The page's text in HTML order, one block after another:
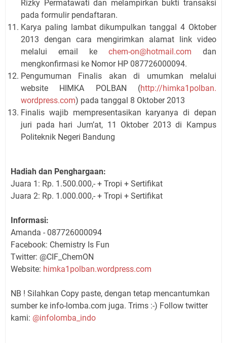
Rizky Permatawati dan melampirkan bukti transaksi
pada formulir pendaftaran.
Karya paling lambat dikumpulkan tanggal 4 Oktober
2013 dengan cara mengirimkan alamat link video
melalui email ke chem-on@hotmail.com dan
mengkonfirmasi ke Nomor HP 087726000094.
Pengumuman Finalis akan di umumkan melalui
website HIMKA POLBAN (http://himka1polban.
wordpress.com) pada tanggal 8 Oktober 2013
Finalis wajib mempresentasikan karyanya di depan
juri pada hari Jum’at, 11 Oktober 2013 di Kampus
Politeknik Negeri Bandung
Hadiah dan Penghargaan:
Juara 1: Rp. 1.500.000,- + Tropi + Sertifikat
Juara 2: Rp. 1.000.000,- + Tropi + Sertifikat
Informasi:
Amanda - 087726000094
Facebook: Chemistry Is Fun
Twitter: @CIF_ChemON
Website: himka1polban.wordpress.com
NB ! Silahkan Copy paste, dengan tetap mencantumkan
sumber ke info-lomba.com juga. Trims :-) Follow twitter
kami: @infolomba_indo